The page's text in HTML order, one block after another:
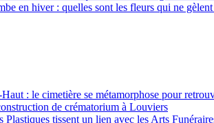
en hiver : quelles sont les fleurs qui ne gèlent
: le cimetière se métamorphose pour
de crématorium à Louviers
Plastiques tissent un lien avec les Arts